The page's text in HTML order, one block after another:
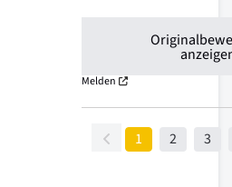
Melden
1 2 3